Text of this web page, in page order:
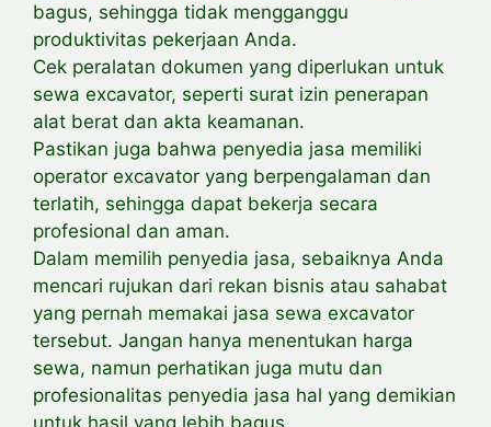
bagus, sehingga tidak mengganggu
produktivitas pekerjaan Anda.
Cek peralatan dokumen yang diperlukan untuk
sewa excavator, seperti surat izin penerapan
alat berat dan akta keamanan.
Pastikan juga bahwa penyedia jasa memiliki
operator excavator yang berpengalaman dan
terlatih, sehingga dapat bekerja secara
profesional dan aman.
Dalam memilih penyedia jasa, sebaiknya Anda
mencari rujukan dari rekan bisnis atau sahabat
yang pernah memakai jasa sewa excavator
tersebut. Jangan hanya menentukan harga
sewa, namun perhatikan juga mutu dan
profesionalitas penyedia jasa hal yang demikian